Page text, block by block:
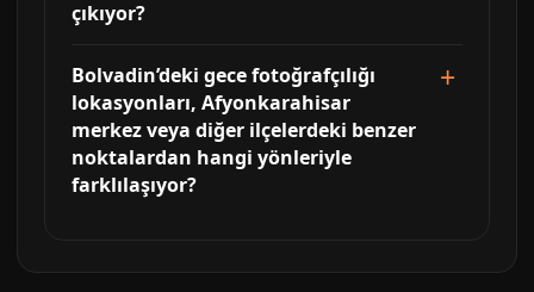
çıkıyor?
Bolvadin’deki gece fotoğrafçılığı
lokasyonları, Afyonkarahisar
merkez veya diğer ilçelerdeki benzer
noktalardan hangi yönleriyle
farklılaşıyor?